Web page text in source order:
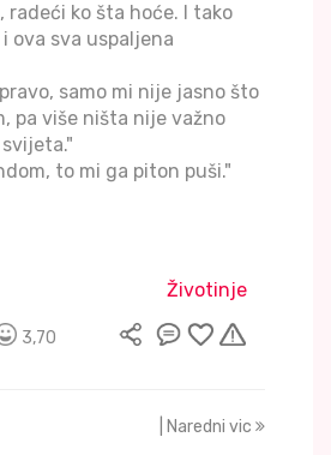
radeći ko šta hoće. I tako
ova sva uspaljena
samo mi nije jasno što
pa više ništa nije važno
to mi ga piton puši."
Životinje
3,70
| Naredni vic